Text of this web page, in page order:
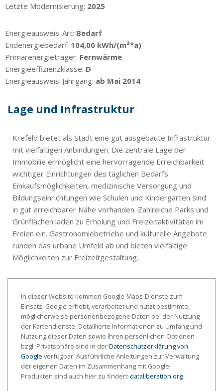
Letzte Modernisierung: 2025
Energieausweis-Art: Bedarf
Endenergiebedarf: 104,00 kWh/(m²*a)
Primärenergieträger: Fernwärme
Energieeffizienzklasse: D
Energieausweis-Jahrgang: ab Mai 2014
Lage und Infrastruktur
Krefeld bietet als Stadt eine gut ausgebaute Infrastruktur
mit vielfältigen Anbindungen. Die zentrale Lage der
Immobilie ermöglicht eine hervorragende Erreichbarkeit
wichtiger Einrichtungen des täglichen Bedarfs.
Einkaufsmöglichkeiten, medizinische Versorgung und
Bildungseinrichtungen wie Schulen und Kindergärten sind
in gut erreichbarer Nähe vorhanden. Zahlreiche Parks und
Grünflächen laden zu Erholung und Freizeitaktivitäten im
Freien ein. Gastronomiebetriebe und kulturelle Angebote
runden das urbane Umfeld ab und bieten vielfältige
Möglichkeiten zur Freizeitgestaltung.
In dieser Website kommen Google-Maps-Dienste zum
Einsatz. Google erhebt, verarbeitet und nutzt bestimmte,
möglicherweise personenbezogene Daten bei der Nutzung
der Kartendienste. Detaillierte Informationen zu Umfang und
Nutzung dieser Daten sowie Ihren persönlichen Optionen
bzgl. Privatsphäre sind in derDatenschutzerklärung von
Google verfügbar. Ausführliche Anleitungen zur Verwaltung
der eigenen Daten im Zusammenhang mit Google-
Produkten sind auch hier zu finden: dataliberation.org